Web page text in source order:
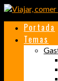
Portada
Temas